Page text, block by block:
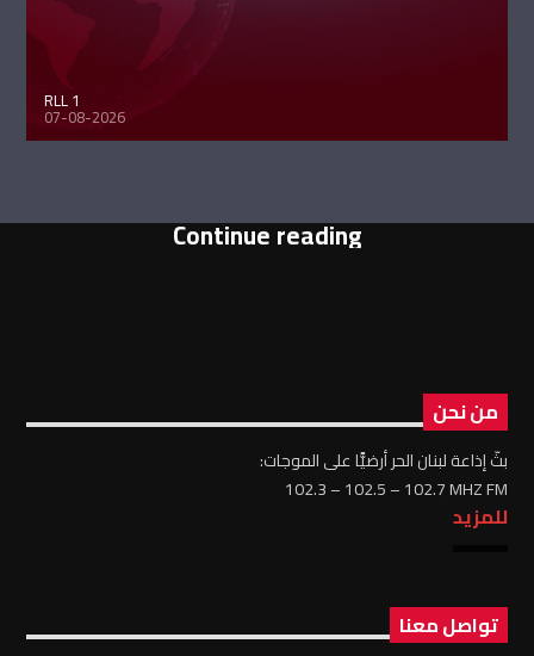
RLL 1
07-08-2026
Continue reading
من نحن
بثّ إذاعة لبنان الحر أرضيًّا على الموجات:
102.3 – 102.5 – 102.7 MHZ FM
للمزيد
تواصل معنا